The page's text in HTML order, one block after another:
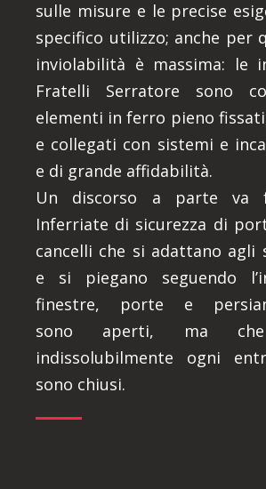
sulle misure e le precise
specifico utilizzo; anche per
inviolabilità è massima: le
Fratelli Serratore sono
elementi in ferro pieno
e collegati con sistemi e
e di grande affidabilità.
Un discorso a parte
Inferriate di sicurezza di
cancelli che si adattano agli
e si piegano seguendo
finestre, porte e
sono aperti, ma che
indissolubilmente ogni
sono chiusi.